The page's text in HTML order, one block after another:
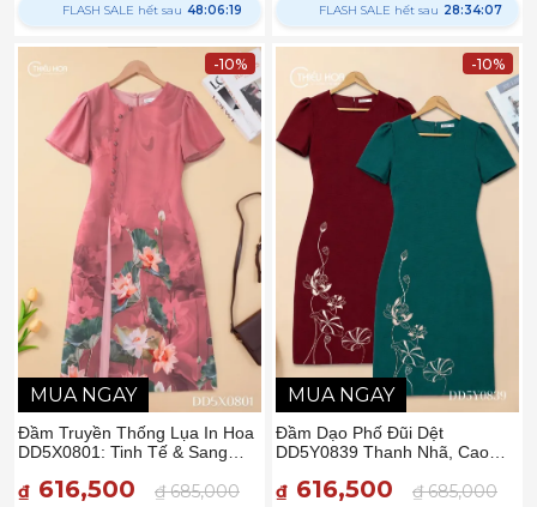
FLASH SALE hết sau 48:06:18 FLASH SALE hết sau 28:34:06
MUA NGAY
-10%
Đầm Truyền Thống Lụa In Hoa
DD5X0801: Tinh Tế & Sang
₫ 616,500 ₫ 685,000
MUA NGAY
-10%
Đầm Dạo Phố Đũi Dệt
DD5Y0839 Thanh Nhã, Cao
₫ 616,500 ₫ 685,000